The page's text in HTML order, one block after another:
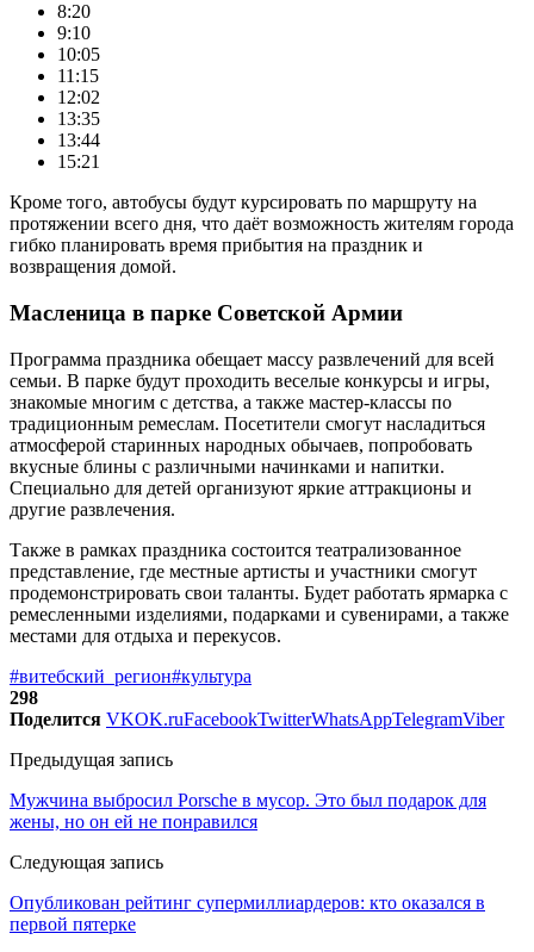
8:20
9:10
10:05
11:15
12:02
13:35
13:44
15:21
Кроме того, автобусы будут курсировать по маршруту на
протяжении всего дня, что даёт возможность жителям города
гибко планировать время прибытия на праздник и
возвращения домой.
Масленица в парке Советской Армии
Программа праздника обещает массу развлечений для всей
семьи. В парке будут проходить веселые конкурсы и игры,
знакомые многим с детства, а также мастер-классы по
традиционным ремеслам. Посетители смогут насладиться
атмосферой старинных народных обычаев, попробовать
вкусные блины с различными начинками и напитки.
Специально для детей организуют яркие аттракционы и
другие развлечения.
Также в рамках праздника состоится театрализованное
представление, где местные артисты и участники смогут
продемонстрировать свои таланты. Будет работать ярмарка с
ремесленными изделиями, подарками и сувенирами, а также
местами для отдыха и перекусов.
#витебский_регион#культура
298
Поделится VKOK.ruFacebookTwitterWhatsAppTelegramViber
Предыдущая запись
Мужчина выбросил Porsche в мусор. Это был подарок для
жены, но он ей не понравился
Следующая запись
Опубликован рейтинг супермиллиардеров: кто оказался в
первой пятерке